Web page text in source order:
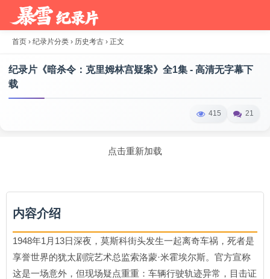
首页 › 纪录片分类 › 历史考古 › 正文
纪录片《暗杀令：克里姆林宫疑案》全1集 - 高清无字幕下
载
415 21
点击重新加载
内容介绍
1948年1月13日深夜，莫斯科街头发生一起离奇车祸，死者是
享誉世界的犹太剧院艺术总监索洛蒙·米霍埃尔斯。官方宣称
这是一场意外，但现场疑点重重：车辆行驶轨迹异常，目击证